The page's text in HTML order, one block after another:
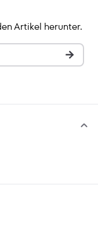
Artikel herunter.